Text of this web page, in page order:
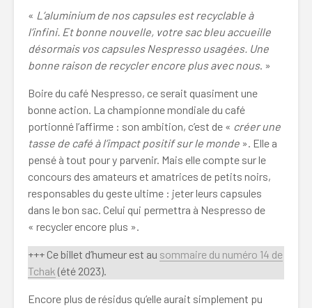
« L’aluminium de nos capsules est recyclable à
l’infini. Et bonne nouvelle, votre sac bleu accueille
désormais vos capsules Nespresso usagées. Une
bonne raison de recycler encore plus avec nous. »
Boire du café Nespresso, ce serait quasiment une
bonne action. La championne mondiale du café
portionné l’affirme : son ambition, c’est de « créer une
tasse de café à l’impact positif sur le monde ». Elle a
pensé à tout pour y parvenir. Mais elle compte sur le
concours des amateurs et amatrices de petits noirs,
responsables du geste ultime : jeter leurs capsules
dans le bon sac. Celui qui permettra à Nespresso de
« recycler encore plus ».
+++ Ce billet d’humeur est au sommaire du numéro 14 de
Tchak (été 2023).
Encore plus de résidus qu’elle aurait simplement pu